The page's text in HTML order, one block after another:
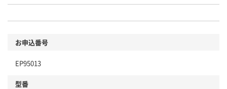
お申込番号
EP95013
型番